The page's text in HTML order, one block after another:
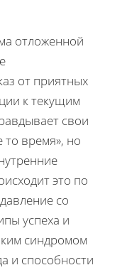
отложенной
от приятных
к текущим
свои
то время», но
это по
со
успеха и
синдромом
и способности